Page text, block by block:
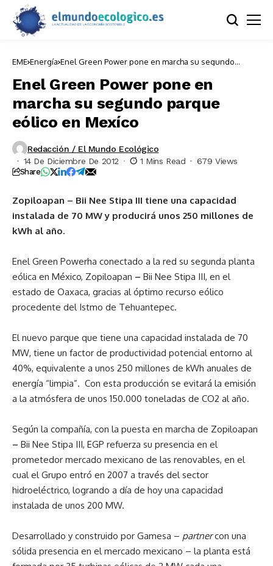
EME Energía Enel Green Power pone en marcha su segundo
Enel Green Power pone en
marcha su segundo parque
eólico en Mexíco
Redacción / El Mundo Ecológico
14 De Diciembre De 2012
1 Mins Read 679 Views
Share
Zopiloapan – Bii Nee Stipa III tiene una capacidad
instalada de 70 MW y producirá unos 250 millones de
kWh al año.
Enel Green Powerha conectado a la red su segunda planta
eólica en México, Zopiloapan – Bii Nee Stipa III, en el
estado de Oaxaca, gracias al óptimo recurso eólico
procedente del Istmo de Tehuantepec.
El nuevo parque que tiene una capacidad instalada de 70
MW, tiene un factor de productividad potencial entorno al
40%, equivalente a unos 250 millones de kWh anuales de
energía “limpia”. Con esta producción se evitará la emisión
a la atmósfera de unos 150.000 toneladas de CO2 al año.
Según la compañía, con la puesta en marcha de Zopiloapan
– Bii Nee Stipa III, EGP refuerza su presencia en el
prometedor mercado mexicano de las renovables, en el
cual el Grupo entró en 2007 a través del sector
hidroeléctrico, logrando a día de hoy una capacidad
instalada de unos 200 MW.
Desarrollado y construido por Gamesa – partnercon una
sólida presencia en el mercado mexicano – la planta está